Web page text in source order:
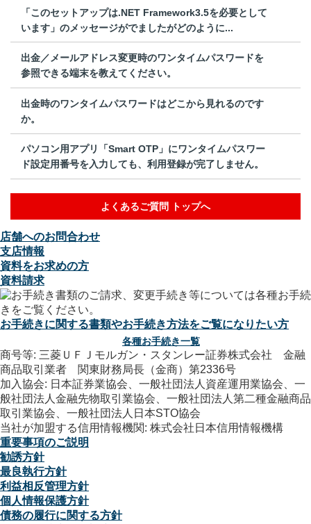
「このセットアップは.NET Framework3.5を必要として
います」のメッセージがでましたがどのように...
出金／メールアドレス変更時のワンタイムパスワードを
参照できる端末を教えてください。
出金時のワンタイムパスワードはどこから見れるのです
か。
パソコン用アプリ「Smart OTP」にワンタイムパスワー
ド設定用番号を入力しても、利用登録が完了しません。
よくあるご質問 トップへ
店舗へのお問合わせ
支店情報
資料をお求めの方
資料請求
お手続きに関する書類やお手続き方法をご覧になりたい方
各種お手続き一覧
商号等: 三菱ＵＦＪモルガン・スタンレー証券株式会社 金融
商品取引業者 関東財務局長（金商）第2336号
加入協会: 日本証券業協会、一般社団法人資産運用業協会、一
般社団法人金融先物取引業協会、一般社団法人第二種金融商品
取引業協会、一般社団法人日本STO協会
当社が加盟する信用情報機関: 株式会社日本信用情報機構
重要事項のご説明
勧誘方針
最良執行方針
利益相反管理方針
個人情報保護方針
債務の履行に関する方針